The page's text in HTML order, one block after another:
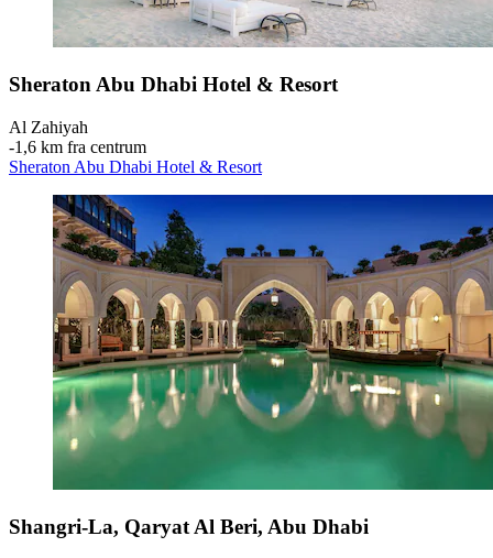
Sheraton Abu Dhabi Hotel & Resort
Al Zahiyah
‐1,6 km fra centrum
Sheraton Abu Dhabi Hotel & Resort
Shangri-La, Qaryat Al Beri, Abu Dhabi